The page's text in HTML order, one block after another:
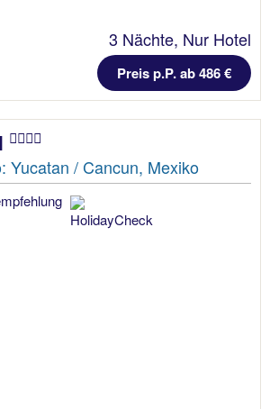
3 Nächte, Nur Hotel
Preis p.P. ab 486 €
Yucatan / Cancun, Mexiko